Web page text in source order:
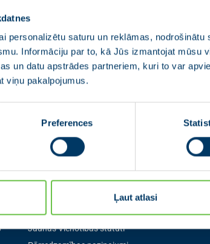
personalizētu saturu un reklāmas,
Informāciju par to, kā Jūs izmantojat mūsu
un datu apstrādes partneriem, kuri to var
viņu pakalpojumus.
Preferences
Ļaut atlasi
nodrošināsim plašas
ekonomisko seku mazināšanai.
skarto cilvēku aprūpe notiks Salaspils
savu radinieku un draugu tuvumā.
mazaizsargātajiem novadniekiem,
Aktualitātes
Jaunās Vienotības statūti